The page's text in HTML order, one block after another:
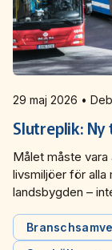
29 maj 2026
Slutreplik:
Målet måste
livsmiljöer för alla
landsbygden –
från lokal- och
på en replik från